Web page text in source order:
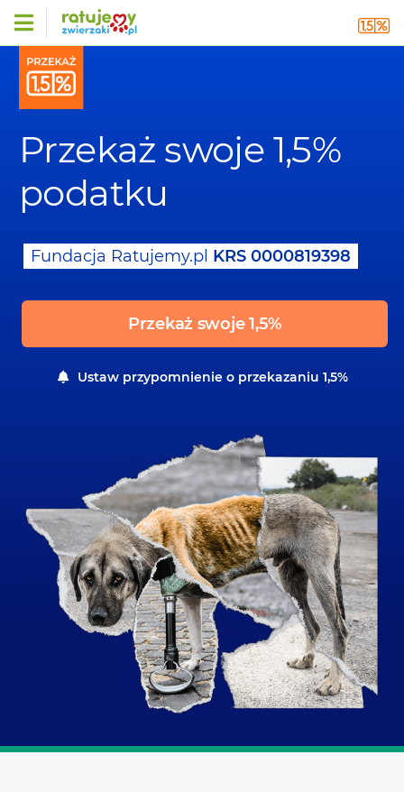
Przekaż swoje 1,5%
podatku
Fundacja Ratujemy.pl KRS 0000819398
Przekaż swoje 1,5%
Ustaw przypomnienie o przekazaniu 1,5%